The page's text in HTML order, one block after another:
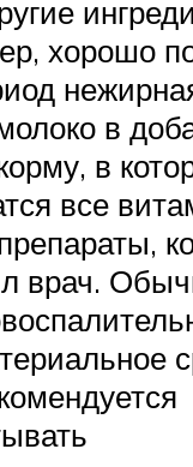
хорошо
в
в
все
врач.